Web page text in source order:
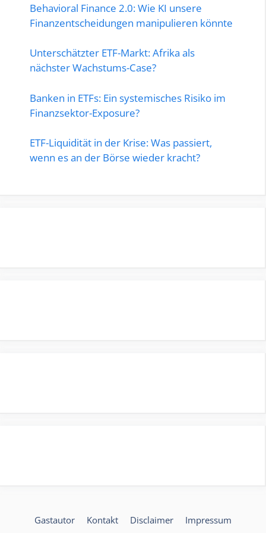
Behavioral Finance 2.0: Wie KI unsere
Finanzentscheidungen manipulieren könnte
Unterschätzter ETF-Markt: Afrika als
nächster Wachstums-Case?
Banken in ETFs: Ein systemisches Risiko im
Finanzsektor-Exposure?
ETF-Liquidität in der Krise: Was passiert,
wenn es an der Börse wieder kracht?
Gastautor Kontakt Disclaimer Impressum